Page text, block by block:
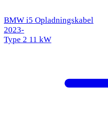
BMW i5 Opladningskabel
2023-
Type 2 11 kW